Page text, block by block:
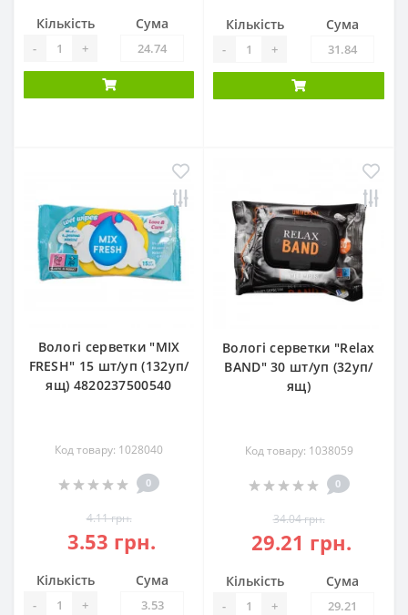
Кількість
- +
Сума Кількість
- +
Сума
Вологі серветки "MIX
FRESH" 15 шт/уп (132уп/
ящ) 4820237500540
Код товару: 1028040
0
4.11 грн.
3.53 грн.
Кількість
- +
Сума
Вологі серветки "Relax
BAND" 30 шт/уп (32уп/
ящ)
Код товару: 1038059
0
34.04 грн.
29.21 грн.
Кількість
- +
Сума